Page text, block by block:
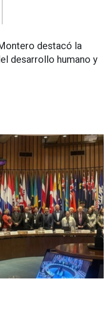
destacó la
desarrollo humano y